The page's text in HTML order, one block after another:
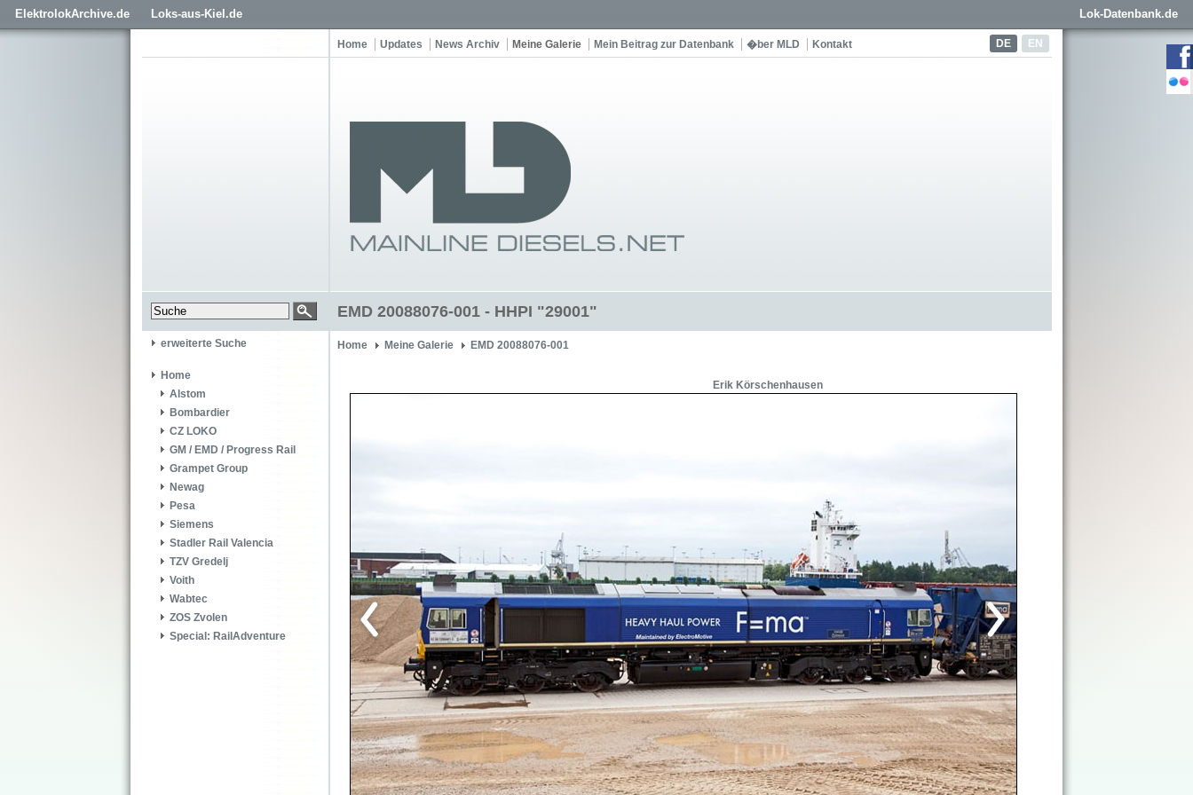
ElektrolokArchive.de Loks-aus-Kiel.de Lok-Datenbank.de
DE EN
Home Updates News Archiv Meine Galerie Mein Beitrag zur Datenbank �ber MLD Kontakt
EMD 20088076-001 - HHPI "29001"
erweiterte Suche
Home
Alstom
Bombardier
CZ LOKO
GM / EMD / Progress Rail
Grampet Group
Newag
Pesa
Siemens
Stadler Rail Valencia
TZV Gredelj
Voith
Wabtec
ZOS Zvolen
Special: RailAdventure
Home Meine Galerie EMD 20088076-001
Erik Körschenhausen